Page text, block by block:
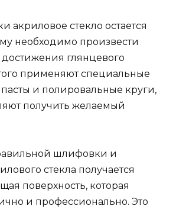
акриловое стекло остается
необходимо произвести
глянцевого
применяют специальные
и полировальные круги,
получить желаемый
шлифовки и
стекла получается
поверхность, которая
и профессионально. Это